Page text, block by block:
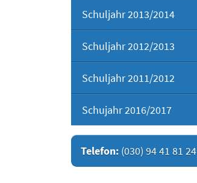
Schuljahr 2013/2014
Schuljahr 2012/2013
Schuljahr 2011/2012
Schujahr 2016/2017
Telefon: (030) 94 41 81 24